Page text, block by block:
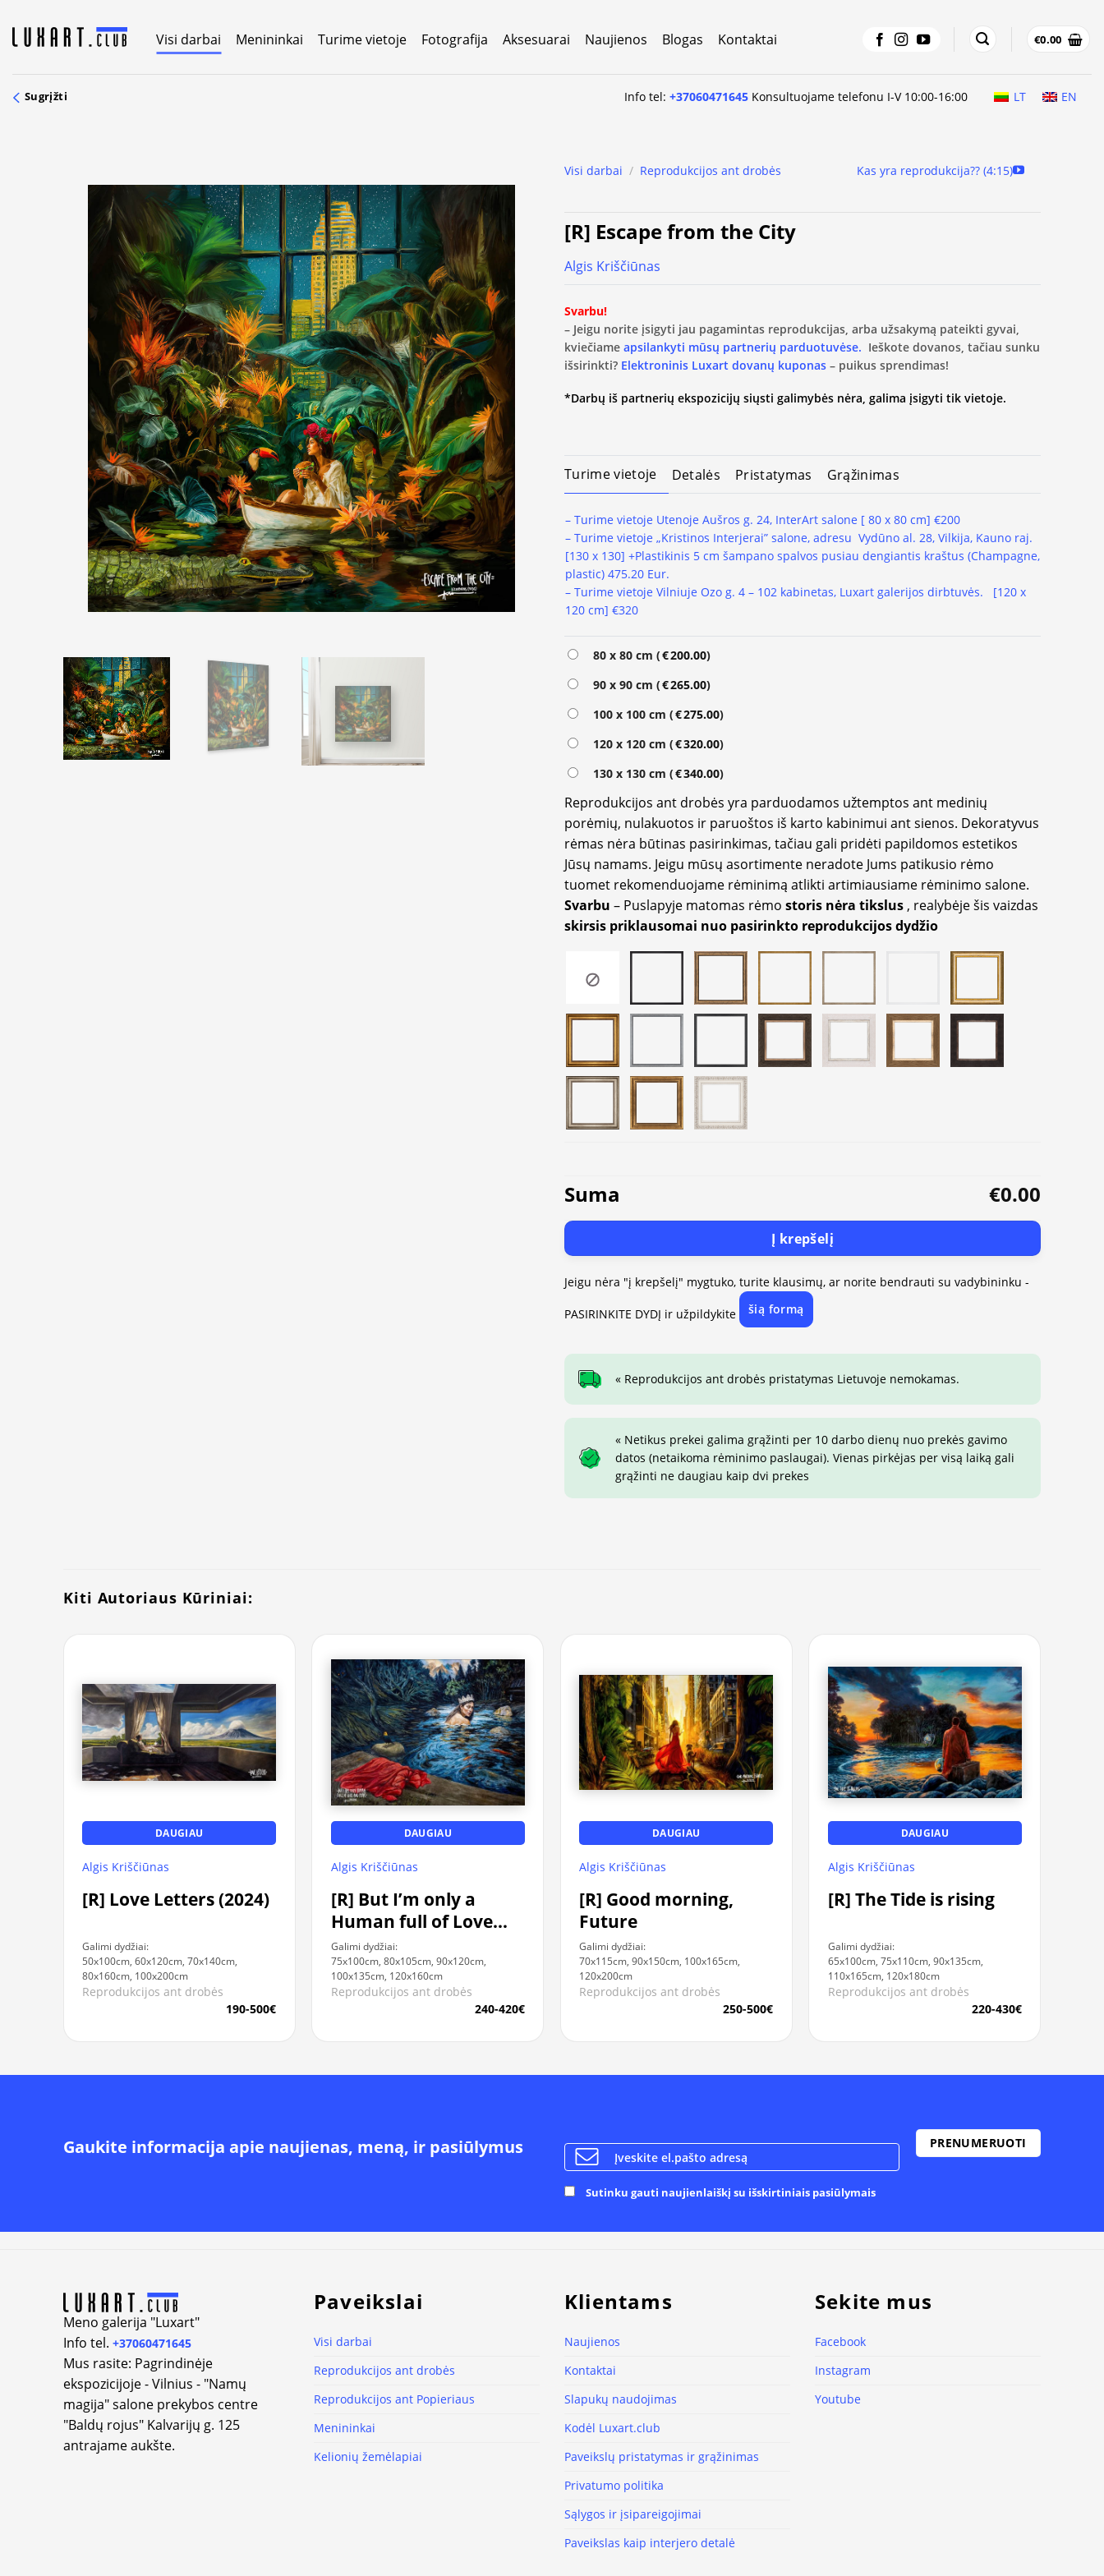
content
Visi darbai Menininkai Turime vietoje Fotografija Aksesuarai Naujienos Blogas Kontaktai €0.00
Sugrįžti Info tel:+37060471645 Konsultuojame telefonu I-V 10:00-16:00 LT EN
Visi darbai / Reprodukcijos ant drobės Kas yra reprodukcija?? (4:15)
[R] Escape from the City
Algis Kriščiūnas
Svarbu!
– Jeigu norite įsigyti jau pagamintas reprodukcijas, arba užsakymą pateikti gyvai,
kviečiame apsilankyti mūsų partnerių parduotuvėse. Ieškote dovanos, tačiau sunku
išsirinkti? Elektroninis Luxart dovanų kuponas – puikus sprendimas!
*Darbų iš partnerių ekspozicijų siųsti galimybės nėra, galima įsigyti tik vietoje.
Turime vietoje Detalės Pristatymas Grąžinimas
– Turime vietoje Utenoje Aušros g. 24, InterArt salone [ 80 x 80 cm] €200
– Turime vietoje „Kristinos Interjerai” salone, adresu Vydūno al. 28, Vilkija, Kauno raj.
[130 x 130] +Plastikinis 5 cm šampano spalvos pusiau dengiantis kraštus (Champagne,
plastic) 475.20 Eur.
– Turime vietoje Vilniuje Ozo g. 4 – 102 kabinetas, Luxart galerijos dirbtuvės. [120 x
120 cm] €320
80 x 80 cm (€200.00)
90 x 90 cm (€265.00)
100 x 100 cm (€275.00)
120 x 120 cm (€320.00)
130 x 130 cm (€340.00)
Reprodukcijos ant drobės yra parduodamos užtemptos ant medinių
porėmių, nulakuotos ir paruoštos iš karto kabinimui ant sienos. Dekoratyvus
rėmas nėra būtinas pasirinkimas, tačiau gali pridėti papildomos estetikos
Jūsų namams. Jeigu mūsų asortimente neradote Jums patikusio rėmo
tuomet rekomenduojame rėminimą atlikti artimiausiame rėminimo salone.
Svarbu – Puslapyje matomas rėmo storis nėra tikslus , realybėje šis vaizdas
skirsis priklausomai nuo pasirinkto reprodukcijos dydžio
Suma €0.00
Į krepšelį
Alternative:
Jeigu nėra "į krepšelį" mygtuko, turite klausimų, ar norite bendrauti su vadybininku -
PASIRINKITE DYDĮ ir užpildykite šią formą
« Reprodukcijos ant drobės pristatymas Lietuvoje nemokamas.
« Netikus prekei galima grąžinti per 10 darbo dienų nuo prekės gavimo
datos (netaikoma rėminimo paslaugai). Vienas pirkėjas per visą laiką gali
grąžinti ne daugiau kaip dvi prekes
Kiti Autoriaus Kūriniai:
DAUGIAU
Algis Kriščiūnas
[R] Love Letters (2024)
Galimi dydžiai:
50x100cm, 60x120cm, 70x140cm,
80x160cm, 100x200cm
Reprodukcijos ant drobės
190-500€
DAUGIAU
Algis Kriščiūnas
[R] But I’m only a
Human full of Love
and Fear
Galimi dydžiai:
75x100cm, 80x105cm, 90x120cm,
100x135cm, 120x160cm
Reprodukcijos ant drobės
240-420€
DAUGIAU
Algis Kriščiūnas
[R] Good morning,
Future
Galimi dydžiai:
70x115cm, 90x150cm, 100x165cm,
120x200cm
Reprodukcijos ant drobės
250-500€
DAUGIAU
Algis Kriščiūnas
[R] The Tide is rising
Galimi dydžiai:
65x100cm, 75x110cm, 90x135cm,
110x165cm, 120x180cm
Reprodukcijos ant drobės
220-430€
Gaukite informacija apie naujienas, meną, ir pasiūlymus
Sutinku gauti naujienlaiškį su išskirtiniais pasiūlymais
Meno galerija "Luxart"
Info tel. +37060471645
Mus rasite: Pagrindinėje
ekspozicijoje - Vilnius - "Namų
magija" salone prekybos centre
"Baldų rojus" Kalvarijų g. 125
antrajame aukšte.
Paveikslai
Visi darbai
Reprodukcijos ant drobės
Reprodukcijos ant Popieriaus
Menininkai
Kelionių žemėlapiai
Klientams
Naujienos
Kontaktai
Slapukų naudojimas
Kodėl Luxart.club
Paveikslų pristatymas ir grąžinimas
Privatumo politika
Sąlygos ir įsipareigojimai
Paveikslas kaip interjero detalė
Sekite mus
Facebook
Instagram
Youtube